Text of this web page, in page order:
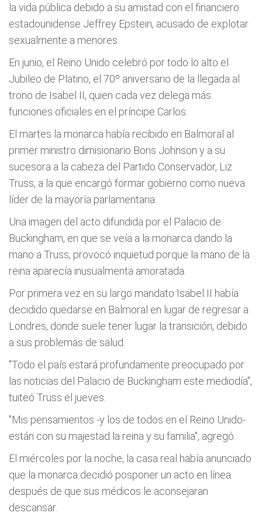
la vida pública debido a su amistad con el financiero
estadounidense Jeffrey Epstein, acusado de explotar
sexualmente a menores.
En junio, el Reino Unido celebró por todo lo alto el
Jubileo de Platino, el 70º aniversario de la llegada al
trono de Isabel II, quien cada vez delega más
funciones oficiales en el príncipe Carlos.
El martes la monarca había recibido en Balmoral al
primer ministro dimisionario Boris Johnson y a su
sucesora a la cabeza del Partido Conservador, Liz
Truss, a la que encargó formar gobierno como nueva
líder de la mayoría parlamentaria.
Una imagen del acto difundida por el Palacio de
Buckingham, en que se veía a la monarca dando la
mano a Truss, provocó inquietud porque la mano de la
reina aparecía inusualmenta amoratada.
Por primera vez en su largo mandato Isabel II había
decidido quedarse en Balmoral en lugar de regresar a
Londres, donde suele tener lugar la transición, debido
a sus problemas de salud.
"Todo el país estará profundamente preocupado por
las noticias del Palacio de Buckingham este mediodía",
tuiteó Truss el jueves.
"Mis pensamientos -y los de todos en el Reino Unido-
están con su majestad la reina y su familia", agregó.
El miércoles por la noche, la casa real había anunciado
que la monarca decidió posponer un acto en línea
después de que sus médicos le aconsejaran
descansar.